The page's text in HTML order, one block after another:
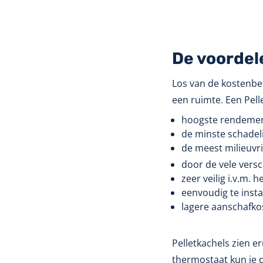
De
Los van de
een ruimte. Een
hoogste
de minste
de meest
door de vele
zeer veilig i.v.m.
eenvoudig te
lagere
Pelletkachels zien
thermostaat kun je